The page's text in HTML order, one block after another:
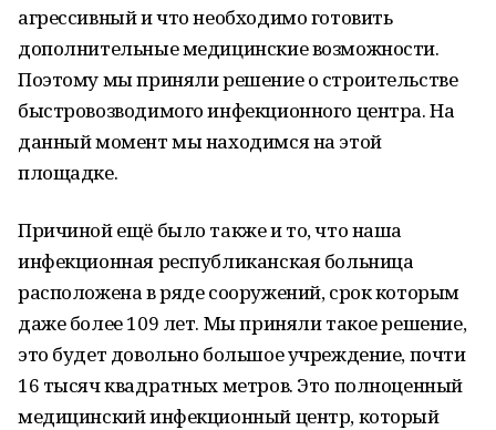
агрессивный и что необходимо готовить
дополнительные медицинские возможности.
Поэтому мы приняли решение о строительстве
быстровозводимого инфекционного центра. На
данный момент мы находимся на этой
площадке.
Причиной ещё было также и то, что наша
инфекционная республиканская больница
расположена в ряде сооружений, срок которым
даже более 109 лет. Мы приняли такое решение,
это будет довольно большое учреждение, почти
16 тысяч квадратных метров. Это полноценный
медицинский инфекционный центр, который